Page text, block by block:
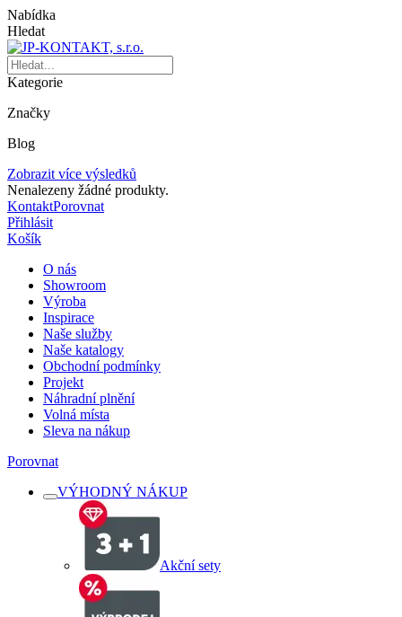
Nabídka
Hledat
Kategorie
Značky
Blog
Zobrazit více výsledků
Nenalezeny žádné produkty.
KontaktPorovnat
Přihlásit
Košík
O nás
Showroom
Výroba
Inspirace
Naše služby
Naše katalogy
Obchodní podmínky
Projekt
Náhradní plnění
Volná místa
Sleva na nákup
Porovnat
VÝHODNÝ NÁKUP
Akční sety